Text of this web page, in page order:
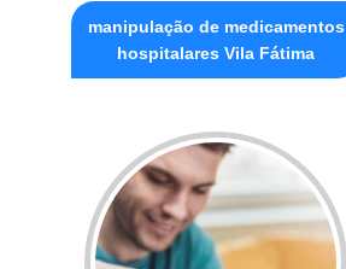
manipulação de medicamentos
hospitalares Vila Fátima